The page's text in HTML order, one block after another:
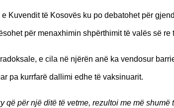
Kuvendit të Kosovës ku po debatohet për
për menaxhimin shpërthimit të valës së re
e cila në njërën anë ka vendosur
pa kurrfarë dallimi edhe të vaksinuarit.
që për një ditë të vetme, rezultoi me më shumë